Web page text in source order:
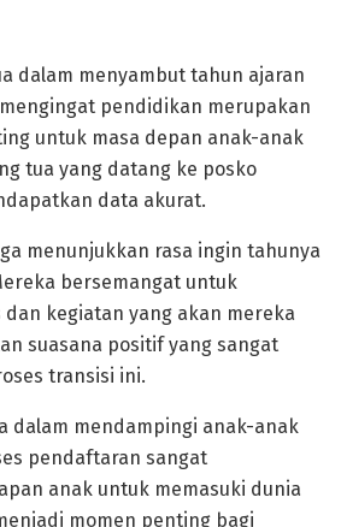
dalam menyambut tahun ajaran
pendidikan merupakan
untuk masa depan anak-anak
tua yang datang ke posko
data akurat.
menunjukkan rasa ingin tahunya
bersemangat untuk
kegiatan yang akan mereka
suasana positif yang sangat
transisi ini.
dalam mendampingi anak-anak
pendaftaran sangat
anak untuk memasuki dunia
momen penting bagi